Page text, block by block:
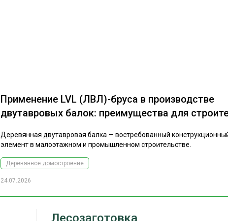
Применение LVL (ЛВЛ)-бруса в производстве
двутавровых балок: преимущества для
Деревянная двутавровая балка — востребованный
элемент в малоэтажном и промышленном строительстве.
Деревянное домостроение
24.07.2026
Лесозаготовка